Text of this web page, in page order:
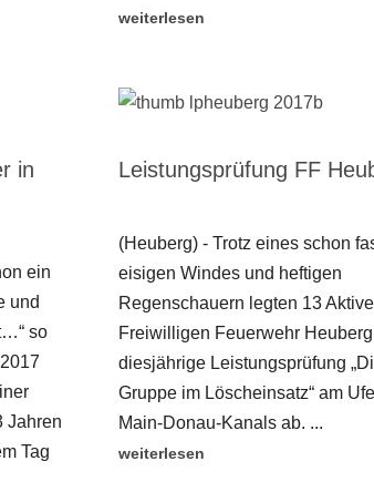
weiterlesen
in
ein
und
so
Jahren
Tag
Leistungsprüfung FF
(Heuberg) - Trotz eines schon
eisigen Windes und heftigen
Regenschauern legten 13
Freiwilligen Feuerwehr
diesjährige Leistungsprüfung
Gruppe im Löscheinsatz“ am
Main-Donau-Kanals ab. ...
weiterlesen